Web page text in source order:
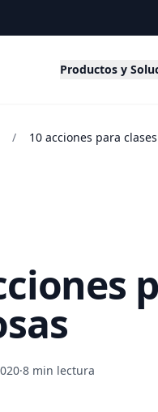
Productos y
/ 10 acciones para
·8 min lectura